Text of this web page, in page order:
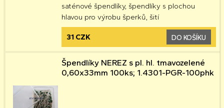
saténové špendlíky, špendlíky s plochou
hlavou pro výrobu šperků, šití
31 CZK DO KOŠÍKU
Špendlíky NEREZ s pl. hl. tmavozelené
0,60x33mm 100ks; 1.4301-PGR-100phk